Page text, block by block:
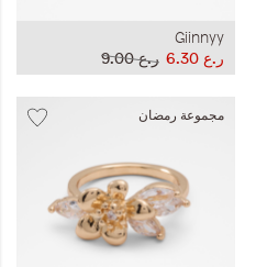
Giinnyy
ر.ع 9.00
ر.ع 6.30
مجموعة رمضان